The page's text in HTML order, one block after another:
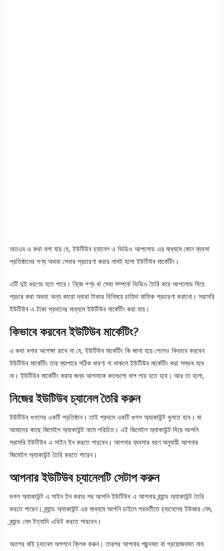
অতএব এ কথা বলা যায় যে, ইউটিউব চ্যানেল এ ভিডিও আপলোড এর মাধ্যমে কোন ব্যবসা
প্রতিষ্ঠানের পণ্য অথবা সেবার প্রচারণা করার নামই হলো ইউটিউব মার্কেটিং।
এটি দুই ধরণের হতে পারে। নিজে পণ্য বা সেবা সম্পর্কে ভিডিও তৈরি করে আপলোড দিয়ে
প্রচার করা অথবা অন্য কারো দ্বারা টাকার বিনিময়ে চাহিদা মাফিক প্রচারণা করানো। সরাসরি
ইউটিউব এ টাকা প্রদানের মাধ্যমে ইউটিউব মার্কেটিং করা যায়।
কিভাবে করবেন ইউটিউব মার্কেটিং?
এ কথা বলার অপেক্ষা রাখে না যে, ইউটিউব মার্কেটিং কি জানা হয়ে গেলেও কিভাবে করবেন
ইউটিউব মার্কেটিং তার ব্যাপারে সঠিক ধারণা না থাকলে ইউটিউব মার্কেটিং করা সম্ভব হবে
না। ইউটিউব মার্কেটিং করার জন্য আপনাকে কতগুলো ধাপ পার হতে হবে। আর তা হলো,
নিজের ইউটিউব চ্যানেল তৈরি করুন
ইউটিউব গুগলের একটি প্রতিষ্ঠান। তাই প্রথমে একটি গুগল অ্যাকাউন্ট খুলতে হবে। যা
আমাদের কাছে জিমেইল অ্যাকাউন্ট নামে পরিচিত। এই জিমেইল অ্যাকাউন্ট দিয়ে আপনি
সরাসরি ইউটিউব এ সাইন ইন করতে পারবেন। আপনার ব্যবসার ধরণ অনুযায়ী আপনার
জিমেইল অ্যাকাউন্ট তৈরি করতে পারেন।
আপনার ইউটিউব চ্যানেলটি সেটাপ করুন
গুগল অ্যাকাউন্ট এ সাইন ইন করার পর আপনি ইউটিউব এ আপনার ব্র্যান্ড অ্যাকাউন্ট তৈরি
করতে পারেন। ব্র্যান্ড অ্যাকাউন্ট এর মাধ্যমে আপনি চাইলে পরবর্তীতে চ্যানেলের ইউজার নেম,
ব্র্যান্ড নেম ইত্যাদি এডিট করতে পারবেন।
অতপর মাই চ্যানেল অপশনে ক্লিক করুন। তারপর আপনার পছন্দমত বা প্রয়োজনমত নাম